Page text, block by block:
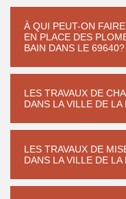
À QUI PEUT-ON
EN PLACE DES
BAIN DANS LE 69640?
LES TRAVAUX DE
DANS LA VILLE DE
LES TRAVAUX DE
DANS LA VILLE DE